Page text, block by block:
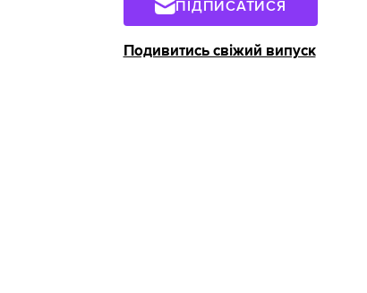
ПІДПИСАТИСЯ
Подивитись свіжий випуск